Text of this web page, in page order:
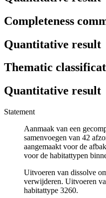
Completeness
Quantitative result
Thematic
Quantitative result
Statement
Aanmaak van een
samenvoegen van 42
aangemaakt voor de
voor de habitattypen
Uitvoeren van dissolve
verwijderen. Uitvoeren
habitattype 3260.